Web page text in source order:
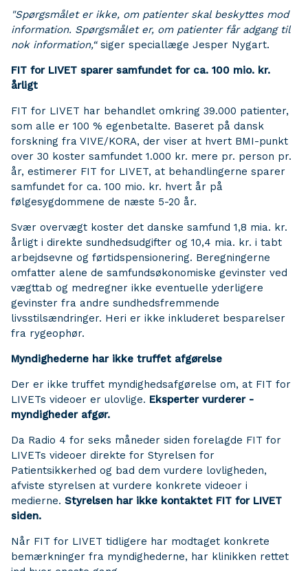
"Spørgsmålet er ikke, om patienter skal beskyttes mod
information. Spørgsmålet er, om patienter får adgang til
nok information,“siger speciallæge Jesper Nygart.
FIT for LIVET sparer samfundet for ca. 100 mio. kr.
årligt
FIT for LIVET har behandlet omkring 39.000 patienter,
som alle er 100 % egenbetalte. Baseret på dansk
forskning fra VIVE/KORA, der viser at hvert BMI-punkt
over 30 koster samfundet 1.000 kr. mere pr. person pr.
år, estimerer FIT for LIVET, at behandlingerne sparer
samfundet for ca. 100 mio. kr. hvert år på
følgesygdommene de næste 5-20 år.
Svær overvægt koster det danske samfund 1,8 mia. kr.
årligt i direkte sundhedsudgifter og 10,4 mia. kr. i tabt
arbejdsevne og førtidspensionering. Beregningerne
omfatter alene de samfundsøkonomiske gevinster ved
vægttab og medregner ikke eventuelle yderligere
gevinster fra andre sundhedsfremmende
livsstilsændringer. Heri er ikke inkluderet besparelser
fra rygeophør.
Myndighederne har ikke truffet afgørelse
Der er ikke truffet myndighedsafgørelse om, at FIT for
LIVETs videoer er ulovlige. Eksperter vurderer -
myndigheder afgør.
Da Radio 4 for seks måneder siden forelagde FIT for
LIVETs videoer direkte for Styrelsen for
Patientsikkerhed og bad dem vurdere lovligheden,
afviste styrelsen at vurdere konkrete videoer i
medierne. Styrelsen har ikke kontaktet FIT for LIVET
siden.
Når FIT for LIVET tidligere har modtaget konkrete
bemærkninger fra myndighederne, har klinikken rettet